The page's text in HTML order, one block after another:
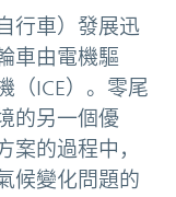
行車）發展迅
車由電機驅
（ICE）。零尾
的另一個優
案的過程中，
候變化問題的